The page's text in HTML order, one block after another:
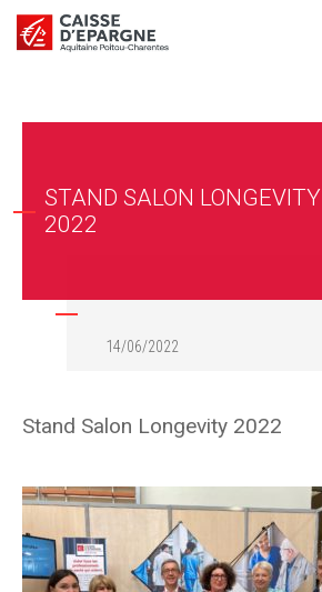
STAND SALON LONGEVITY
2022
14/06/2022
Stand Salon Longevity 2022